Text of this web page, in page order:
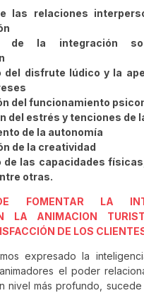
las relaciones
de la integración
del disfrute lúdico y la
del funcionamiento
del estrés y tenciones de
de la autonomía
de la creatividad
de las capacidades
otras.
FOMENTAR LA
LA ANIMACION
DE LOS
expresado la
el poder
nivel más profundo,